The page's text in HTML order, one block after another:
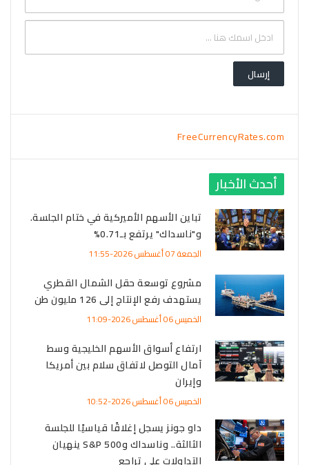
FreeCurrencyRates.com
أحدث الأخبار
تباين الأسهم الأميركية في ختام الجلسة.
و"ناسداك" يرتفع بـ0.71%
الجمعة 07 أغسطس 2026-11:55
مشروع توسعة حقل الشمال القطري
يستهدف رفع الإنتاج إلى 126 مليون طن
الخميس 06 أغسطس 2026-11:09
ارتفاع أسواق الأسهم الخليجية وسط
آمال التوصل لاتفاق سلام بين أمريكا
وإيران
الخميس 06 أغسطس 2026-10:52
داو جونز يسجل إغلاقًا قياسيًا للجلسة
الثالثة.. وناسداك وS&P 500 ينهيان
التداولات على تراجع